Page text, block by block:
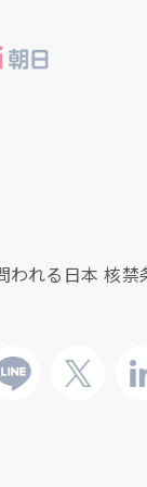
われる日本 核